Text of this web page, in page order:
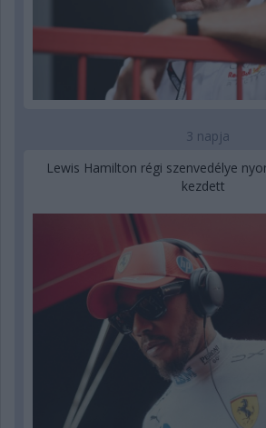
3 napja
Lewis Hamilton régi szenvedélye
kezdett